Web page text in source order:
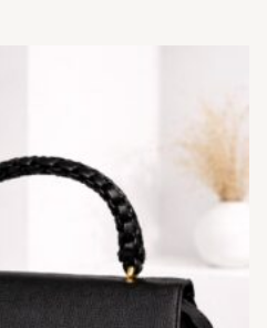
variations.
Les
options
peuvent